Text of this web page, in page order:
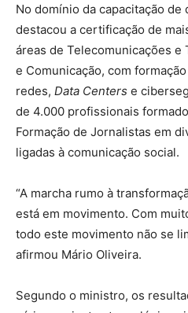
No domínio da capacitação
destacou a certificação de
áreas de Telecomunicações e
e Comunicação, com
redes, Data Centers e
de 4.000 profissionais
Formação de Jornalistas em
ligadas à comunicação social.
“A marcha rumo à
está em movimento. Com
todo este movimento não se
afirmou Mário Oliveira.
Segundo o ministro, os